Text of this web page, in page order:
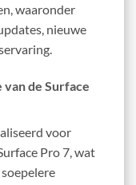
waaronder
nieuwe
de Surface
voor
Pro 7, wat